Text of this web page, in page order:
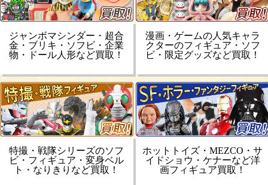
ジャンボマシンダー・超合
金・ブリキ・ソフビ・企業
物・ドール人形など買取！
漫画・ゲームの人気キャラ
クターのフィギュア・ソフ
ビ・限定グッズなど買取！
特撮・戦隊シリーズのソフ
ビ・フィギュア・変身ベル
ト・なりきりなど買取！
ホットトイズ・MEZCO・サ
イドショウ・ケナーなど洋
画フィギュア買取！